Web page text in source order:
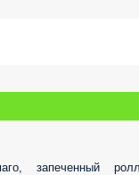
запеченный